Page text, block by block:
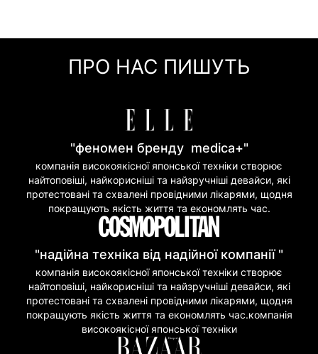
Покупка частинами (Моно Банк)
ПРО НАС ПИШУТЬ
"феномен бренду medica+"
компанія високоякісної японської техніки створює
найтоповіші, найкорисніші та найзручніші девайси, які
протестовані та схвалені провідними лікарями, щодня
покращують якість життя та економлять час.
"надійна техніка від надійної компанії "
компанія високоякісної японської техніки створює
найтоповіші, найкорисніші та найзручніші девайси, які
протестовані та схвалені провідними лікарями, щодня
покращують якість життя та економлять час.компанія
високоякісної японської техніки